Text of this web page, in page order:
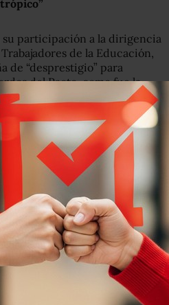
su participación a la dirigencia
de la Educación,
de “desprestigio” para
del Pacto, como fue la
afectar los derechos de los
cuando él y su partido están
en el
de lo que Octavio Paz llamó
encabezado por un
“dadivoso”, que todo otorga,
“favores”.